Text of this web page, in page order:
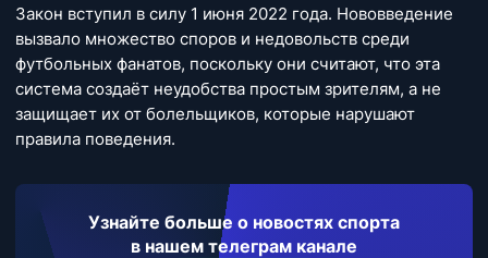
Закон вступил в силу 1 июня 2022 года. Нововведение
вызвало множество споров и недовольств среди
футбольных фанатов, поскольку они считают, что эта
система создаёт неудобства простым зрителям, а не
защищает их от болельщиков, которые нарушают
правила поведения.
Узнайте больше о новостях спорта
в нашем телеграм канале